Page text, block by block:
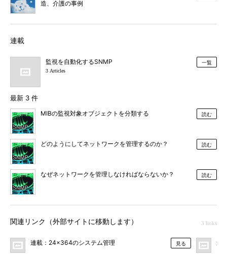
造、介護の事例
連載
監視を自動化するSNMP
3 Articles
一覧
最新 3 件
MIBの監視対象オブジェクトを分類する 読む
どのようにしてネットワークを管理するのか？ 読む
なぜネットワークを管理しなければならないか？ 読む
関連リンク（外部サイトに移動します） 3 links
連載：24×364のシステム管理 見る 連